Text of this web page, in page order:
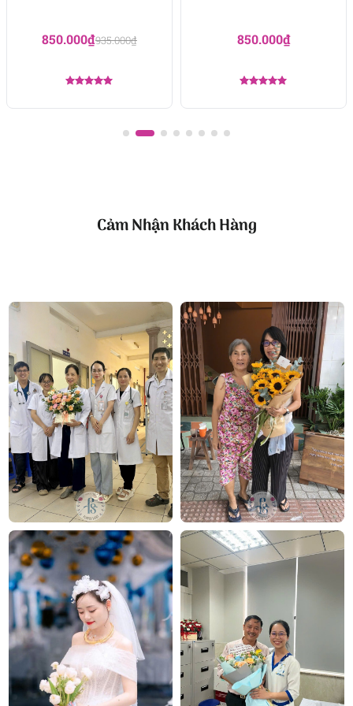
Bó hoa Yêu đời đi nhé
Kết luận
Bó hoa “Xanh mơ ước BH-16” là lựa chọn tuyệt vời để
tặng trong dịp tốt nghiệp. Sự kết hợp của hoa hồng
cam, thanh liễu trắng và cẩm chướng cam mang lại
một thông điệp về sự hy vọng, thành công.
FlowerSight tự hào mang đến những sản phẩm hoa
chất lượng và ý nghĩa, giúp bạn gửi gắm những lời
chúc tốt đẹp nhất đến người nhận.
Xem thêmhoa lễ tốt nghiệphay
hoa tốt
nghiệp
nhiều mẫu mã tại FlowerSight
hoa tốt nghiệp cho nam
bó hoa hướng dương
Công ty TNHH Hoa Tươi FLOWERSIGHT –Shop
hoa tươi TP.HCM
FlowerSight làshop hoachuyên cung cấphoa tươi
850.000₫935.000₫ 850.000₫
Cảm Nhận Khách Hàng